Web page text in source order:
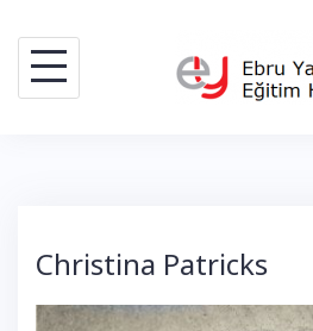
content
Christina Patricks